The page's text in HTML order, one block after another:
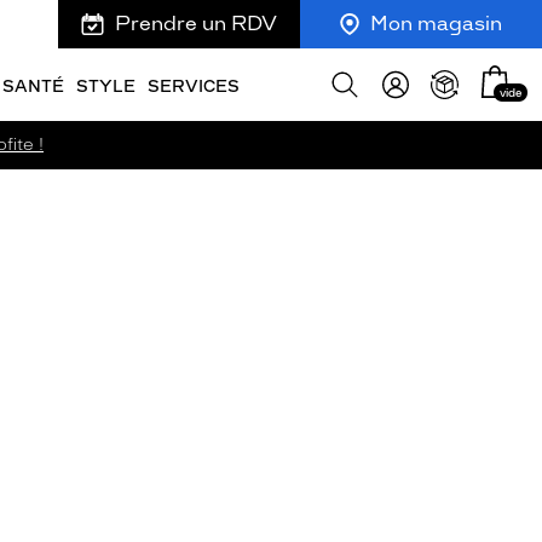
Prendre un RDV Mon magasin
SANTÉ STYLE SERVICES
Afficher
Mon
panier
vide
!